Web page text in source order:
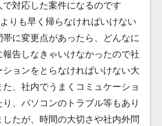
対応した案件になるのです
りも早く帰らなければいけない
に変更点があったら、どんなに
告しなきゃいけなかったので社
ョンをとらなければいけない大
、社内でうまくコミュケーショ
、パソコンのトラブル等もあり
たが、時間の大切さや社内外問